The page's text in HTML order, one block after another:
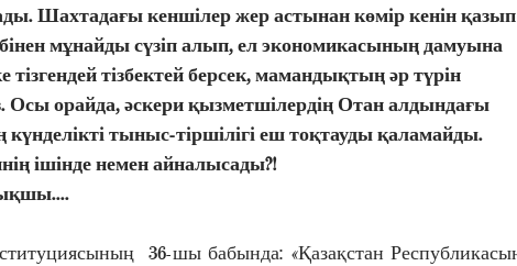
Шахтадағы кеншілер жер астынан көмір кенін қазып
мұнайды сүзіп алып, ел экономикасының дамуына
тізгендей тізбектей берсек, мамандықтың әр түрін
Осы орайда, әскери қызметшілердің Отан алдындағы
тыныс-тіршілігі еш тоқтауды қаламайды.
ішінде немен айналысады?!